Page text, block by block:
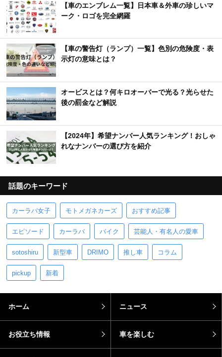
【車のエンブレム一覧】日本車＆外車の珍しいマ
ーク・ロゴを完全網羅
【車の警告灯（ランプ）一覧】色別の危険度・表
示灯の意味とは？
オービスとは？何キロオーバーで光る？光らせた
後の罰金など解説
【2024年】希望ナンバー人気ランキング！おしゃ
れなナンバーの選び方を紹介
話題のキーワード
カーラバ女子 モトメガネカーズ おすすめ記事
エピソード カーラバ バイク 芸能人・有名人の愛車
sotoshiru 新型車 DRIMO 推し車 コラム
pickup 新着
ホーム ニュース
お役立ち情報 車を楽しむ